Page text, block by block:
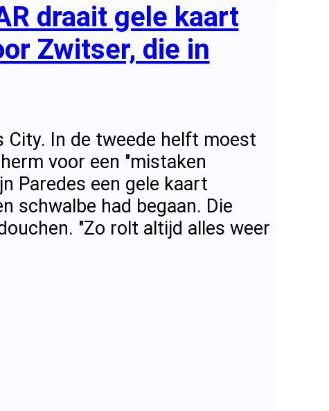
draait gele kaart
Zwitser, die in
City. In de tweede helft moest
voor een "mistaken
Paredes een gele kaart
schwalbe had begaan. Die
"Zo rolt altijd alles weer